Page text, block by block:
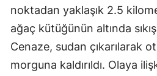
noktadan yaklaşık 2.5
ağaç kütüğünün altında
Cenaze, sudan çıkarılarak
morguna kaldırıldı. Olaya